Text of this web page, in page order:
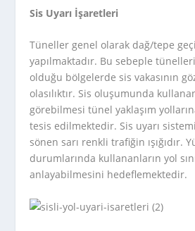
Sis Uyarı İşaretleri
Tüneller genel olarak dağ/tepe
yapılmaktadır. Bu sebeple
olduğu bölgelerde sis vakasının
olasılıktır. Sis oluşumunda
görebilmesi tünel yaklaşım
tesis edilmektedir. Sis uyarı
sönen sarı renkli trafiğin ışığıdır.
durumlarında kullananların yol
anlayabilmesini hedeflemektedir.